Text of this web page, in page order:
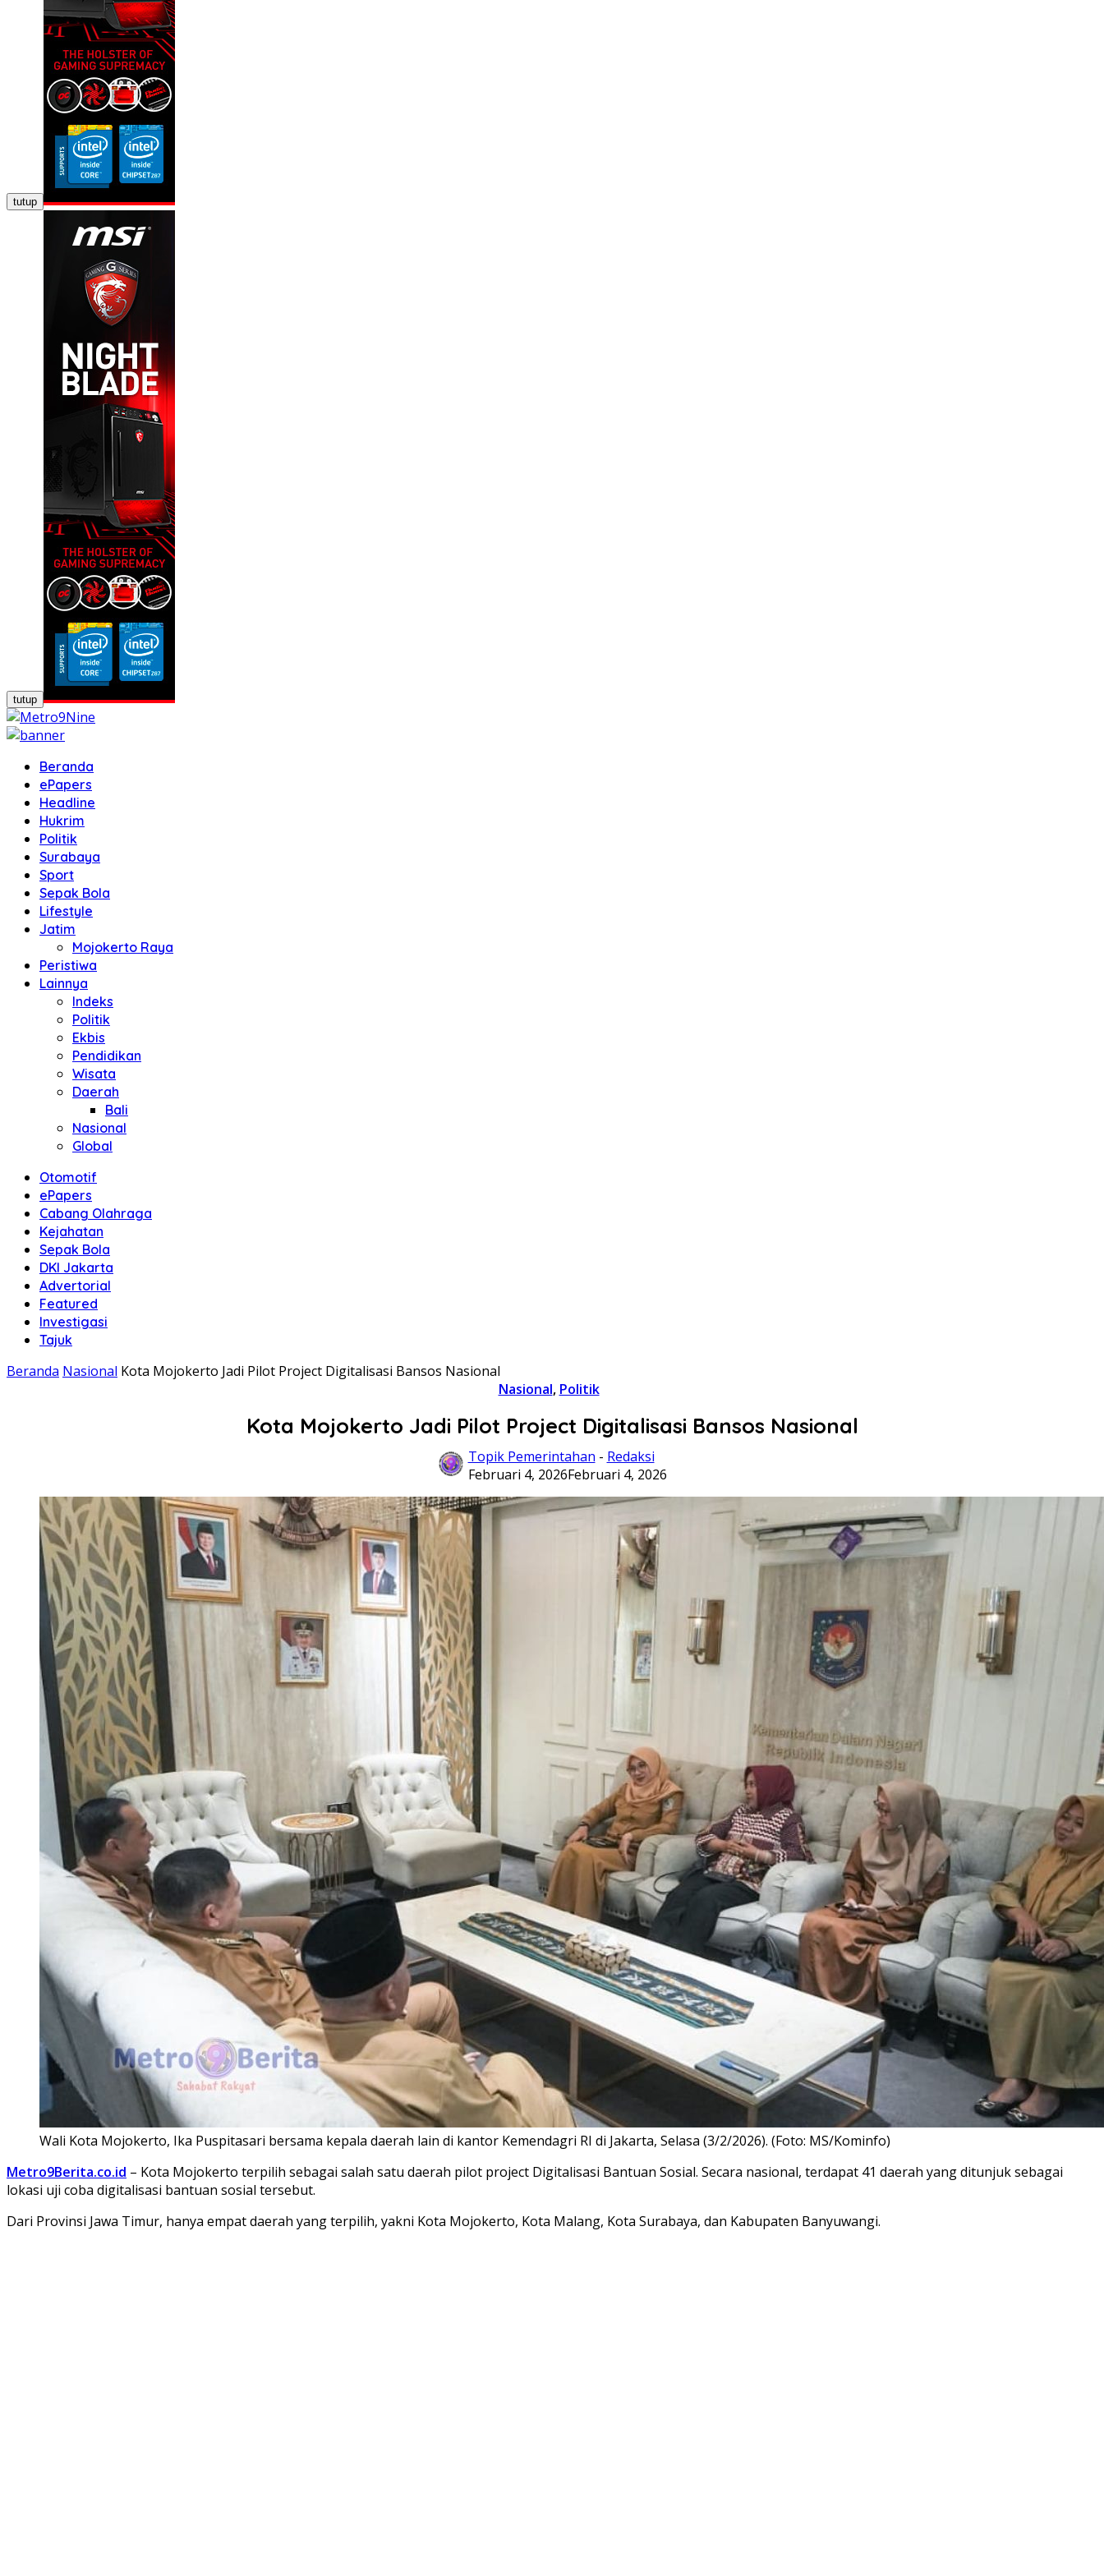
tutup
tutup
Beranda
ePapers
Headline
Hukrim
Politik
Surabaya
Sport
Sepak Bola
Lifestyle
Jatim
Mojokerto Raya
Peristiwa
Lainnya
Indeks
Politik
Ekbis
Pendidikan
Wisata
Daerah
Bali
Nasional
Global
Otomotif
ePapers
Cabang Olahraga
Kejahatan
Sepak Bola
DKI Jakarta
Advertorial
Featured
Investigasi
Tajuk
Beranda Nasional Kota Mojokerto Jadi Pilot Project Digitalisasi Bansos Nasional
Nasional, Politik
Kota Mojokerto Jadi Pilot Project Digitalisasi Bansos Nasional
Topik Pemerintahan - Redaksi
Februari 4, 2026Februari 4, 2026
Wali Kota Mojokerto, Ika Puspitasari bersama kepala daerah lain di kantor Kemendagri RI di Jakarta, Selasa (3/2/2026). (Foto: MS/Kominfo)
Metro9Berita.co.id – Kota Mojokerto terpilih sebagai salah satu daerah pilot project Digitalisasi Bantuan Sosial. Secara nasional, terdapat 41 daerah yang ditunjuk sebagai
lokasi uji coba digitalisasi bantuan sosial tersebut.
Dari Provinsi Jawa Timur, hanya empat daerah yang terpilih, yakni Kota Mojokerto, Kota Malang, Kota Surabaya, dan Kabupaten Banyuwangi.